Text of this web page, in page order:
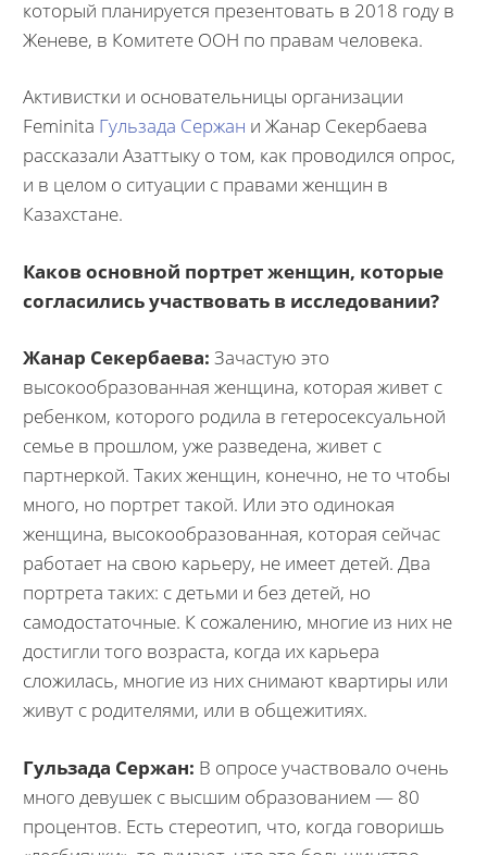
который планируется презентовать в 2018 году в
Женеве, в Комитете ООН по правам человека.
Активистки и основательницы организации
Feminita Гульзада Сержан и Жанар Секербаева
рассказали Азаттыку о том, как проводился опрос,
и в целом о ситуации с правами женщин в
Казахстане.
Каков основной портрет женщин, которые
согласились участвовать в исследовании?
Жанар Секербаева: Зачастую это
высокообразованная женщина, которая живет с
ребенком, которого родила в гетеросексуальной
семье в прошлом, уже разведена, живет с
партнеркой. Таких женщин, конечно, не то чтобы
много, но портрет такой. Или это одинокая
женщина, высокообразованная, которая сейчас
работает на свою карьеру, не имеет детей. Два
портрета таких: с детьми и без детей, но
самодостаточные. К сожалению, многие из них не
достигли того возраста, когда их карьера
сложилась, многие из них снимают квартиры или
живут с родителями, или в общежитиях.
Гульзада Сержан: В опросе участвовало очень
много девушек с высшим образованием — 80
процентов. Есть стереотип, что, когда говоришь